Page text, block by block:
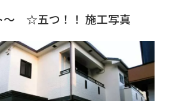
☆五つ！！ 施工写真